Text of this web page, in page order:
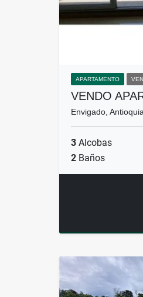
APARTAMENTO
VENDO
Envigado,
3 Alcobas
2 Baños